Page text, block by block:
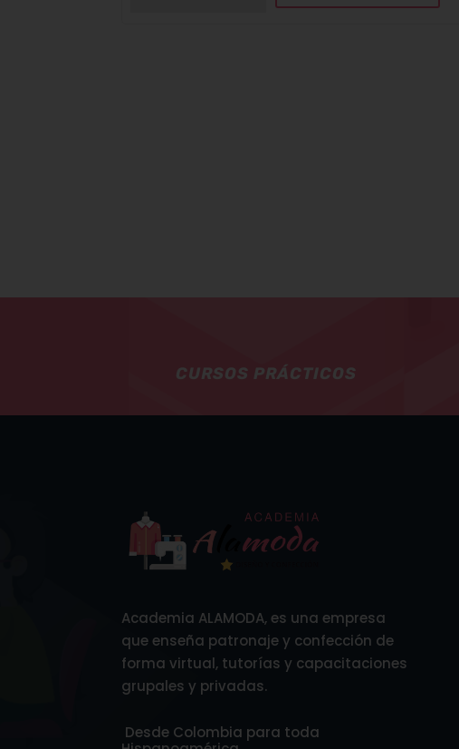
CURSOS PRÁCTICOS
Academia ALAMODA, es una empresa
que enseña patronaje y confección de
forma virtual, tutorías y capacitaciones
grupales y privadas.
Desde Colombia para toda